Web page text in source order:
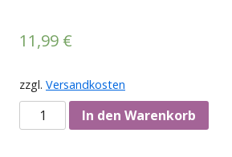
11,99 €
zzgl. Versandkosten
Anzahl In den Warenkorb